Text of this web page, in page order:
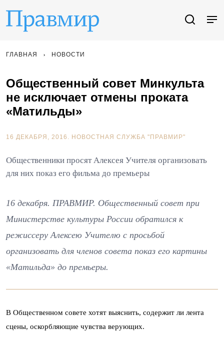
ГЛАВНАЯ НОВОСТИ
Общественный совет Минкульта
не исключает отмены проката
«Матильды»
16 ДЕКАБРЯ, 2016. НОВОСТНАЯ СЛУЖБА "ПРАВМИР"
Общественники просят Алексея Учителя организовать
для них показ его фильма до премьеры
16 декабря. ПРАВМИР. Общественный совет при
Министерстве культуры России обратился к
режиссеру Алексею Учителю с просьбой
организовать для членов совета показ его картины
«Матильда» до премьеры.
В Общественном совете хотят выяснить, содержит ли лента
сцены, оскорбляющие чувства верующих.